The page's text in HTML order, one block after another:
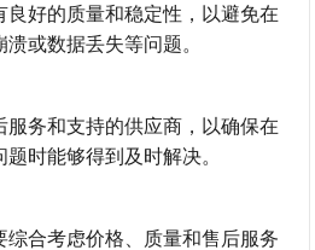
良好的质量和稳定性，以避免在
或数据丢失等问题。
服务和支持的供应商，以确保在
时能够得到及时解决。
综合考虑价格、质量和售后服务